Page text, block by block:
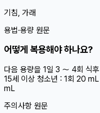
기침, 가래
용법·용량 원문
어떻게 복용해야 하나요?
다음 용량을 1일 3 〜 4회 식
15세 이상 청소년 : 1회 20
mL
주의사항 원문